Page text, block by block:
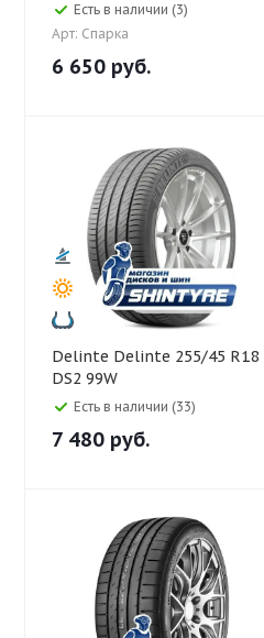
Есть в наличии (3)
Арт: Спарка
6 650 руб.
Delinte Delinte 255/45 R18
DS2 99W
Есть в наличии (33)
7 480 руб.